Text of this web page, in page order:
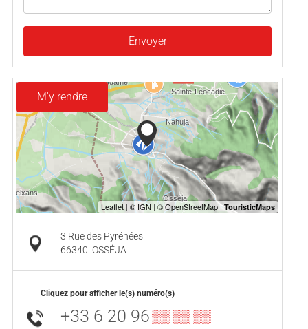
Envoyer
M'y rendre
3 Rue des Pyrénées
66340 OSSÉJA
Cliquez pour afficher le(s) numéro(s)
+33 6 20 96▒▒ ▒▒ ▒▒